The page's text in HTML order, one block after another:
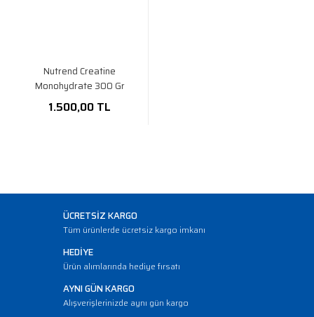
Nutrend Creatine
Monohydrate 300 Gr
1.500,00 TL
ÜCRETSİZ KARGO
Tüm ürünlerde ücretsiz kargo imkanı
HEDİYE
Ürün alımlarında hediye fırsatı
AYNI GÜN KARGO
Alışverişlerinizde aynı gün kargo